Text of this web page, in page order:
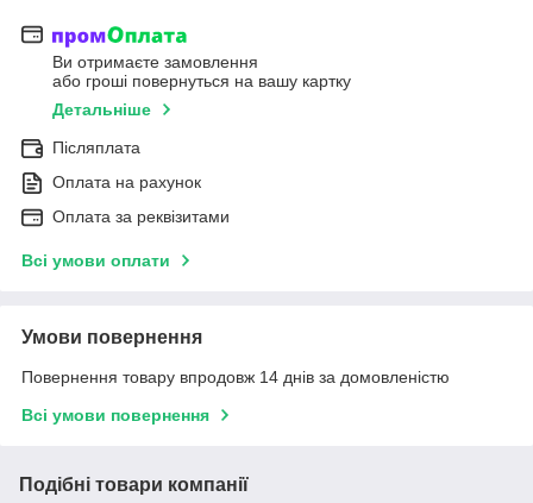
Ви отримаєте замовлення
або гроші повернуться на вашу картку
Детальніше
Післяплата
Оплата на рахунок
Оплата за реквізитами
Всі умови оплати
Умови повернення
Повернення товару впродовж 14 днів за домовленістю
Всі умови повернення
Подібні товари компанії